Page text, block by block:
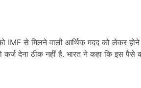
IMF से मिलने वाली आर्थिक मदद को लेकर होने
कर्ज देना ठीक नहीं है. भारत ने कहा कि इस